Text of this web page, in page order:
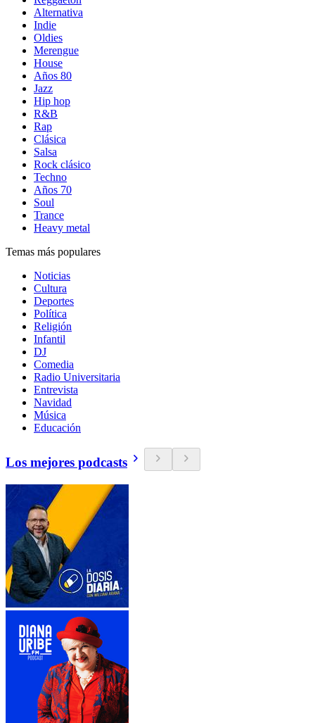
Alternativa
Indie
Oldies
Merengue
House
Años 80
Jazz
Hip hop
R&B
Rap
Clásica
Salsa
Rock clásico
Techno
Años 70
Soul
Trance
Heavy metal
Temas más populares
Noticias
Cultura
Deportes
Política
Religión
Infantil
DJ
Comedia
Radio Universitaria
Entrevista
Navidad
Música
Educación
Los mejores podcasts